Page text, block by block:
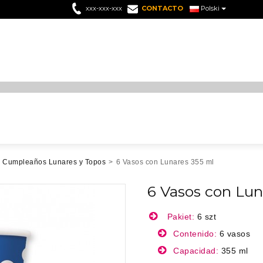
xxx-xxx-xxx CONTACTO Polski
Cumpleaños Lunares y Topos > 6 Vasos con Lunares 355 ml
6 Vasos con
Pakiet: 6 szt
Contenido: 6 vasos
Capacidad: 355 ml